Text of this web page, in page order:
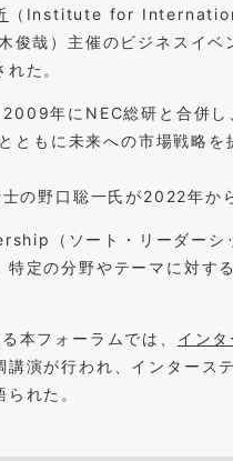
（Institute for
俊哉）主催のビジネスイ
た。
年にNEC総研と合併し
ともに未来への市場戦略
の野口聡一氏が2022年か
（ソート・リーダーシ
特定の分野やテーマに対す
本フォーラムでは、 イン
講演が行われ、インタース
れた。